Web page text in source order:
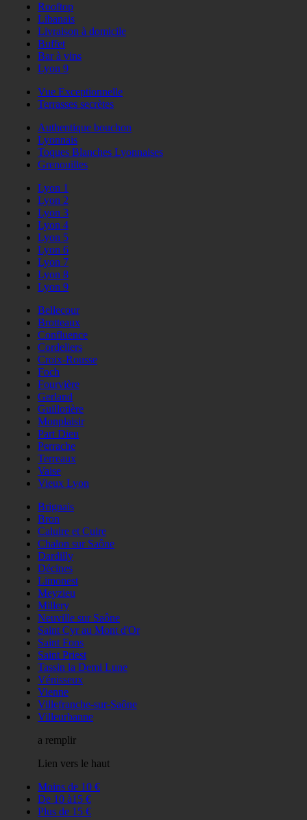
Rooftop
Libanais
Livraison à domicile
Buffet
Bar à vins
Lyon 9
Vue Exceptionnelle
Terrasses secrètes
Authentique bouchon
Lyonnais
Toques Blanches Lyonnaises
Grenouilles
Lyon 1
Lyon 2
Lyon 3
Lyon 4
Lyon 5
Lyon 6
Lyon 7
Lyon 8
Lyon 9
Bellecour
Brotteaux
Confluence
Cordeliers
Croix-Rousse
Foch
Fourvière
Gerland
Guillotière
Monplaisir
Part Dieu
Perrache
Terreaux
Vaise
Vieux Lyon
Brignais
Bron
Caluire et Cuire
Chalon sur Saône
Dardilly
Décines
Limonest
Meyzieu
Millery
Neuville sur Saône
Saint Cyr au Mont d'Or
Saint Fons
Saint Priest
Tassin la Demi Lune
Vénisseux
Vienne
Villefranche-sur-Saône
Villeurbanne
a remplir
Lien vers le haut
Moins de 10 €
De 10 à15 €
Plus de 15 €